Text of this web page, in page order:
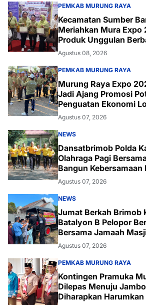
PEMKAB MURUNG RAYA
Kecamatan Sumber
Meriahkan Mura Expo
Produk Unggulan
Agustus 08, 2026
PEMKAB MURUNG RAYA
Murung Raya Expo
Jadi Ajang Promosi
Penguatan Ekonomi
Agustus 07, 2026
NEWS
Dansatbrimob Polda
Olahraga Pagi
Bangun Kebersamaan
Bukit Baranahu
Agustus 07, 2026
NEWS
Jumat Berkah Brimob
Batalyon B Pelopor
Bersama Jamaah
Agustus 07, 2026
PEMKAB MURUNG RAYA
Kontingen Pramuka
Dilepas Menuju
Diharapkan Harumkan